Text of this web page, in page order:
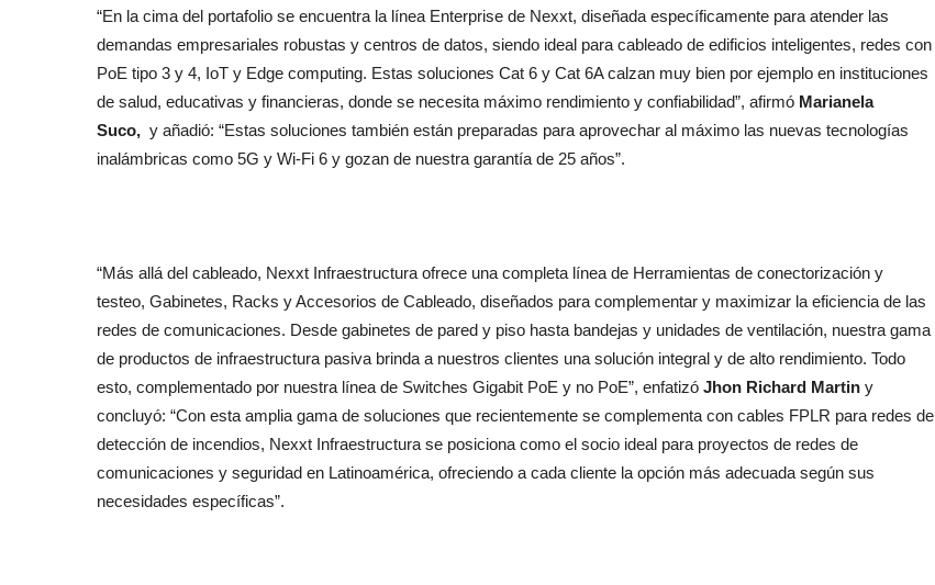
“En la cima del portafolio se encuentra la línea Enterprise de Nexxt, diseñada específicamente para atender las
demandas empresariales robustas y centros de datos, siendo ideal para cableado de edificios inteligentes, redes con
PoE tipo 3 y 4, IoT y Edge computing. Estas soluciones Cat 6 y Cat 6A calzan muy bien por ejemplo en instituciones
de salud, educativas y financieras, donde se necesita máximo rendimiento y confiabilidad”, afirmó Marianela
Suco, y añadió: “Estas soluciones también están preparadas para aprovechar al máximo las nuevas tecnologías
inalámbricas como 5G y Wi-Fi 6 y gozan de nuestra garantía de 25 años”.
“Más allá del cableado, Nexxt Infraestructura ofrece una completa línea de Herramientas de conectorización y
testeo, Gabinetes, Racks y Accesorios de Cableado, diseñados para complementar y maximizar la eficiencia de las
redes de comunicaciones. Desde gabinetes de pared y piso hasta bandejas y unidades de ventilación, nuestra gama
de productos de infraestructura pasiva brinda a nuestros clientes una solución integral y de alto rendimiento. Todo
esto, complementado por nuestra línea de Switches Gigabit PoE y no PoE”, enfatizó Jhon Richard Martin y
concluyó: “Con esta amplia gama de soluciones que recientemente se complementa con cables FPLR para redes de
detección de incendios, Nexxt Infraestructura se posiciona como el socio ideal para proyectos de redes de
comunicaciones y seguridad en Latinoamérica, ofreciendo a cada cliente la opción más adecuada según sus
necesidades específicas”.